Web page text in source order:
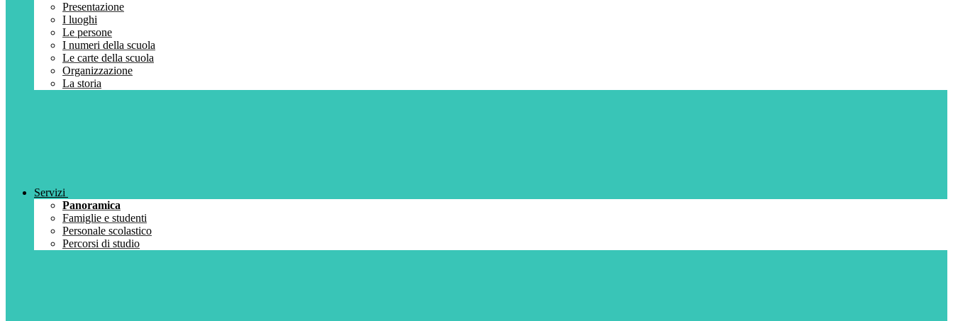
Presentazione
I luoghi
Le persone
I numeri della scuola
Le carte della scuola
Organizzazione
La storia
Servizi
Panoramica
Famiglie e studenti
Personale scolastico
Percorsi di studio